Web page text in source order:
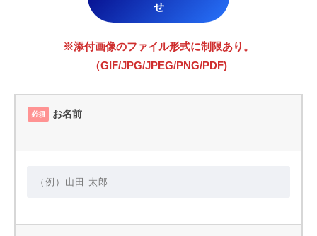
せ
※添付画像のファイル形式に制限あり。
（GIF/JPG/JPEG/PNG/PDF)
必須 お名前